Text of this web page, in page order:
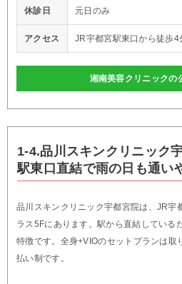
休診日 元日のみ
アクセス JR宇都宮駅東口から徒歩4
湘南美容クリニックの
1-4.品川スキンクリニック
駅東口直結で雨の日も通い
品川スキンクリニック宇都宮院は、JR宇
ラス5Fにあります。駅から直結している
特徴です。全身+VIOのセットプランは取
払い制です。